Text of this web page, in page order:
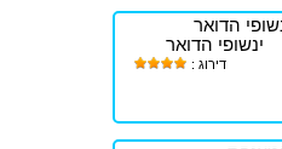
ינשופי הדואר
דירוג :